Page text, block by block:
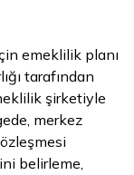
emeklilik planı
tarafından
şirketiyle
merkez
belirleme,